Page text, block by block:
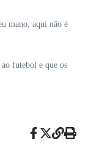
mano, aqui não é
futebol e que os